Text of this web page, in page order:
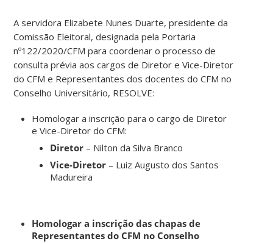
A servidora Elizabete Nunes Duarte, presidente da
Comissão Eleitoral, designada pela Portaria
nº122/2020/CFM para coordenar o processo de
consulta prévia aos cargos de Diretor e Vice-Diretor
do CFM e Representantes dos docentes do CFM no
Conselho Universitário, RESOLVE:
Homologar a inscrição para o cargo de Diretor
e Vice-Diretor do CFM:
Diretor – Nilton da Silva Branco
Vice-Diretor – Luiz Augusto dos Santos
Madureira
Homologar a inscrição das chapas de
Representantes do CFM no Conselho